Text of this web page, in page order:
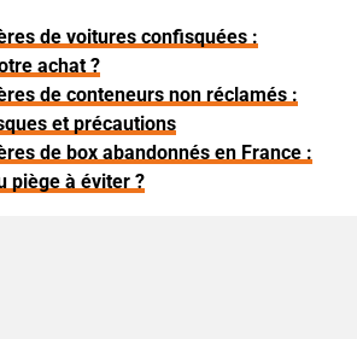
de voitures confisquées :
achat ?
de conteneurs non réclamés :
et précautions
de box abandonnés en France :
piège à éviter ?